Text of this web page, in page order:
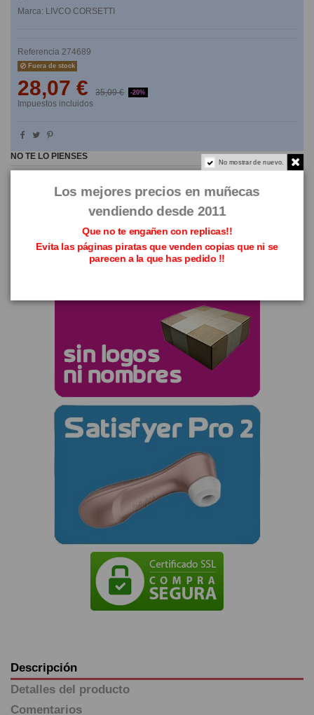
Marca: LIVCO CORSETTI
Referencia 274689
Fuera de stock
28,07 € 35,09 € -20%
Impuestos incluidos
NO TE LO PIENSES
Descripción
Detalles del producto
Comentarios
No mostrar de nuevo.
Los mejores precios en muñecas
vendiendo desde 2011
Que no te engañen con replicas!!
Evita las páginas piratas que venden copias que ni se
parecen a la que has pedido !!